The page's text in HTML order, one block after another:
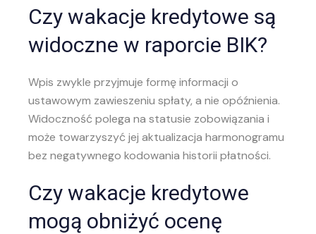
Czy wakacje kredytowe są
widoczne w raporcie BIK?
Wpis zwykle przyjmuje formę informacji o
ustawowym zawieszeniu spłaty, a nie opóźnienia.
Widoczność polega na statusie zobowiązania i
może towarzyszyć jej aktualizacja harmonogramu
bez negatywnego kodowania historii płatności.
Czy wakacje kredytowe
mogą obniżyć ocenę